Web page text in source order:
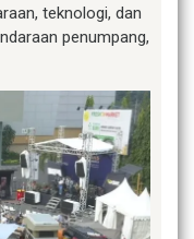
teknologi, dan
penumpang,